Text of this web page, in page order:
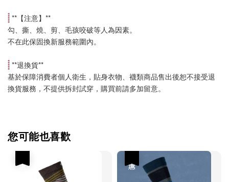
**【注意】**
勾、撕、燒、剪、毛孩咬破等人為因素。
不在此保固換新服務範圍內。
**退換貨**
基於保障消費者個人衛生，貼身衣物、襪類商品售出後恕不接受退
換貨服務，不提供拆封試穿，購買前請多加留意。
您可能也喜歡